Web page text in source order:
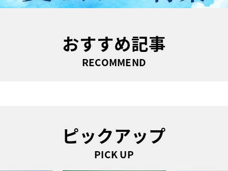
おすすめ記事
RECOMMEND
ピックアップ
PICK UP